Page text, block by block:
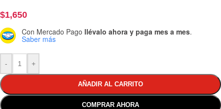
$1,650
Con Mercado Pago llévalo ahora y paga mes a mes.
Saber más
- +
AÑADIR AL CARRITO
COMPRAR AHORA